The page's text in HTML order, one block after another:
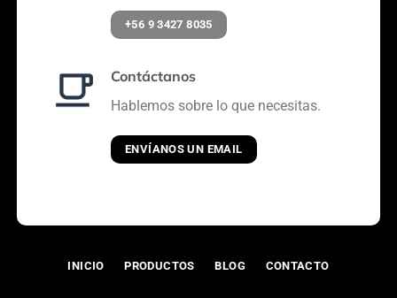
+56 9 3427 8035
Contáctanos
Hablemos sobre lo que necesitas.
ENVÍANOS UN EMAIL
INICIO PRODUCTOS BLOG CONTACTO